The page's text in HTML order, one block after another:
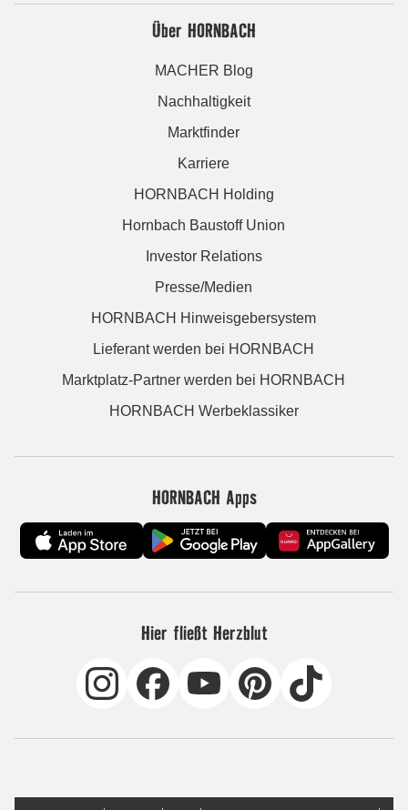
Über HORNBACH
MACHER Blog
Nachhaltigkeit
Marktfinder
Karriere
HORNBACH Holding
Hornbach Baustoff Union
Investor Relations
Presse/Medien
HORNBACH Hinweisgebersystem
Lieferant werden bei HORNBACH
Marktplatz-Partner werden bei HORNBACH
HORNBACH Werbeklassiker
HORNBACH Apps
Hier fließt Herzblut